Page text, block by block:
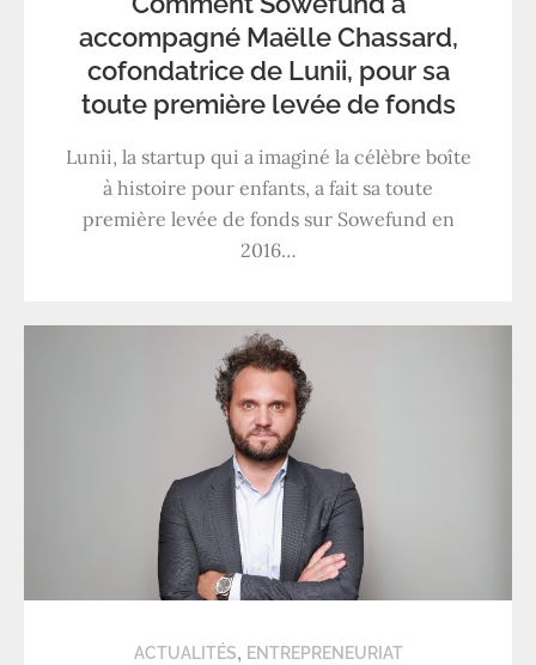
accompagné Maëlle Chassard,
cofondatrice de Lunii, pour sa
toute première levée de fonds
Lunii, la startup qui a imaginé la célèbre boîte
à histoire pour enfants, a fait sa toute
première levée de fonds sur Sowefund en
2016…
ACTUALITÉS, ENTREPRENEURIAT